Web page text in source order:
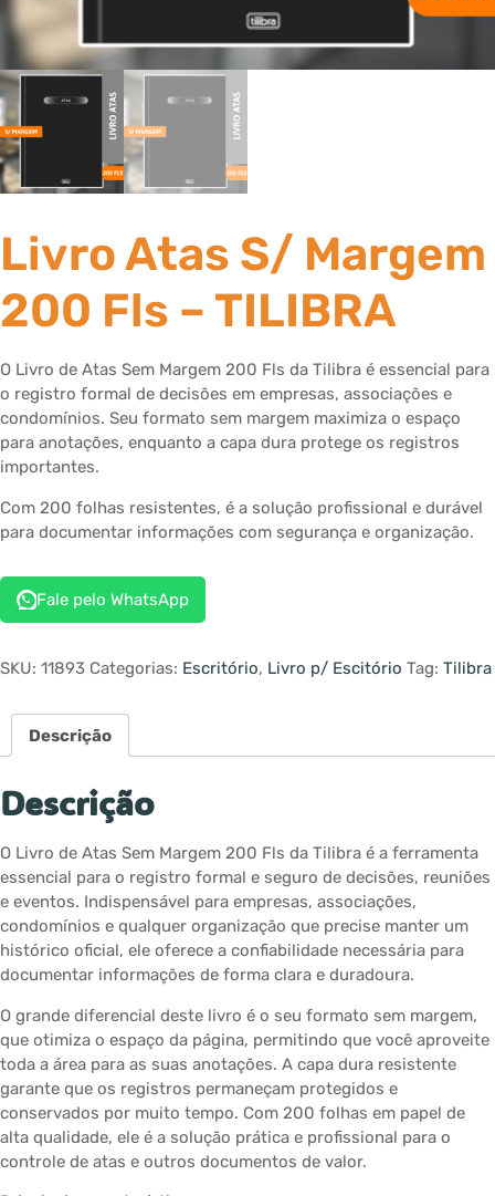
Livro Atas S/ Margem
200 Fls – TILIBRA
O Livro de Atas Sem Margem 200 Fls da Tilibra é essencial para
o registro formal de decisões em empresas, associações e
condomínios. Seu formato sem margem maximiza o espaço
para anotações, enquanto a capa dura protege os registros
importantes.
Com 200 folhas resistentes, é a solução profissional e durável
para documentar informações com segurança e organização.
Fale pelo WhatsApp
SKU: 11893 Categorias: Escritório, Livro p/ Escitório Tag: Tilibra
Descrição
Descrição
O Livro de Atas Sem Margem 200 Fls da Tilibra é a ferramenta
essencial para o registro formal e seguro de decisões, reuniões
e eventos. Indispensável para empresas, associações,
condomínios e qualquer organização que precise manter um
histórico oficial, ele oferece a confiabilidade necessária para
documentar informações de forma clara e duradoura.
O grande diferencial deste livro é o seu formato sem margem,
que otimiza o espaço da página, permitindo que você aproveite
toda a área para as suas anotações. A capa dura resistente
garante que os registros permaneçam protegidos e
conservados por muito tempo. Com 200 folhas em papel de
alta qualidade, ele é a solução prática e profissional para o
controle de atas e outros documentos de valor.